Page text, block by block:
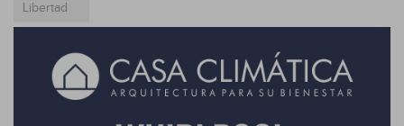
Libertad